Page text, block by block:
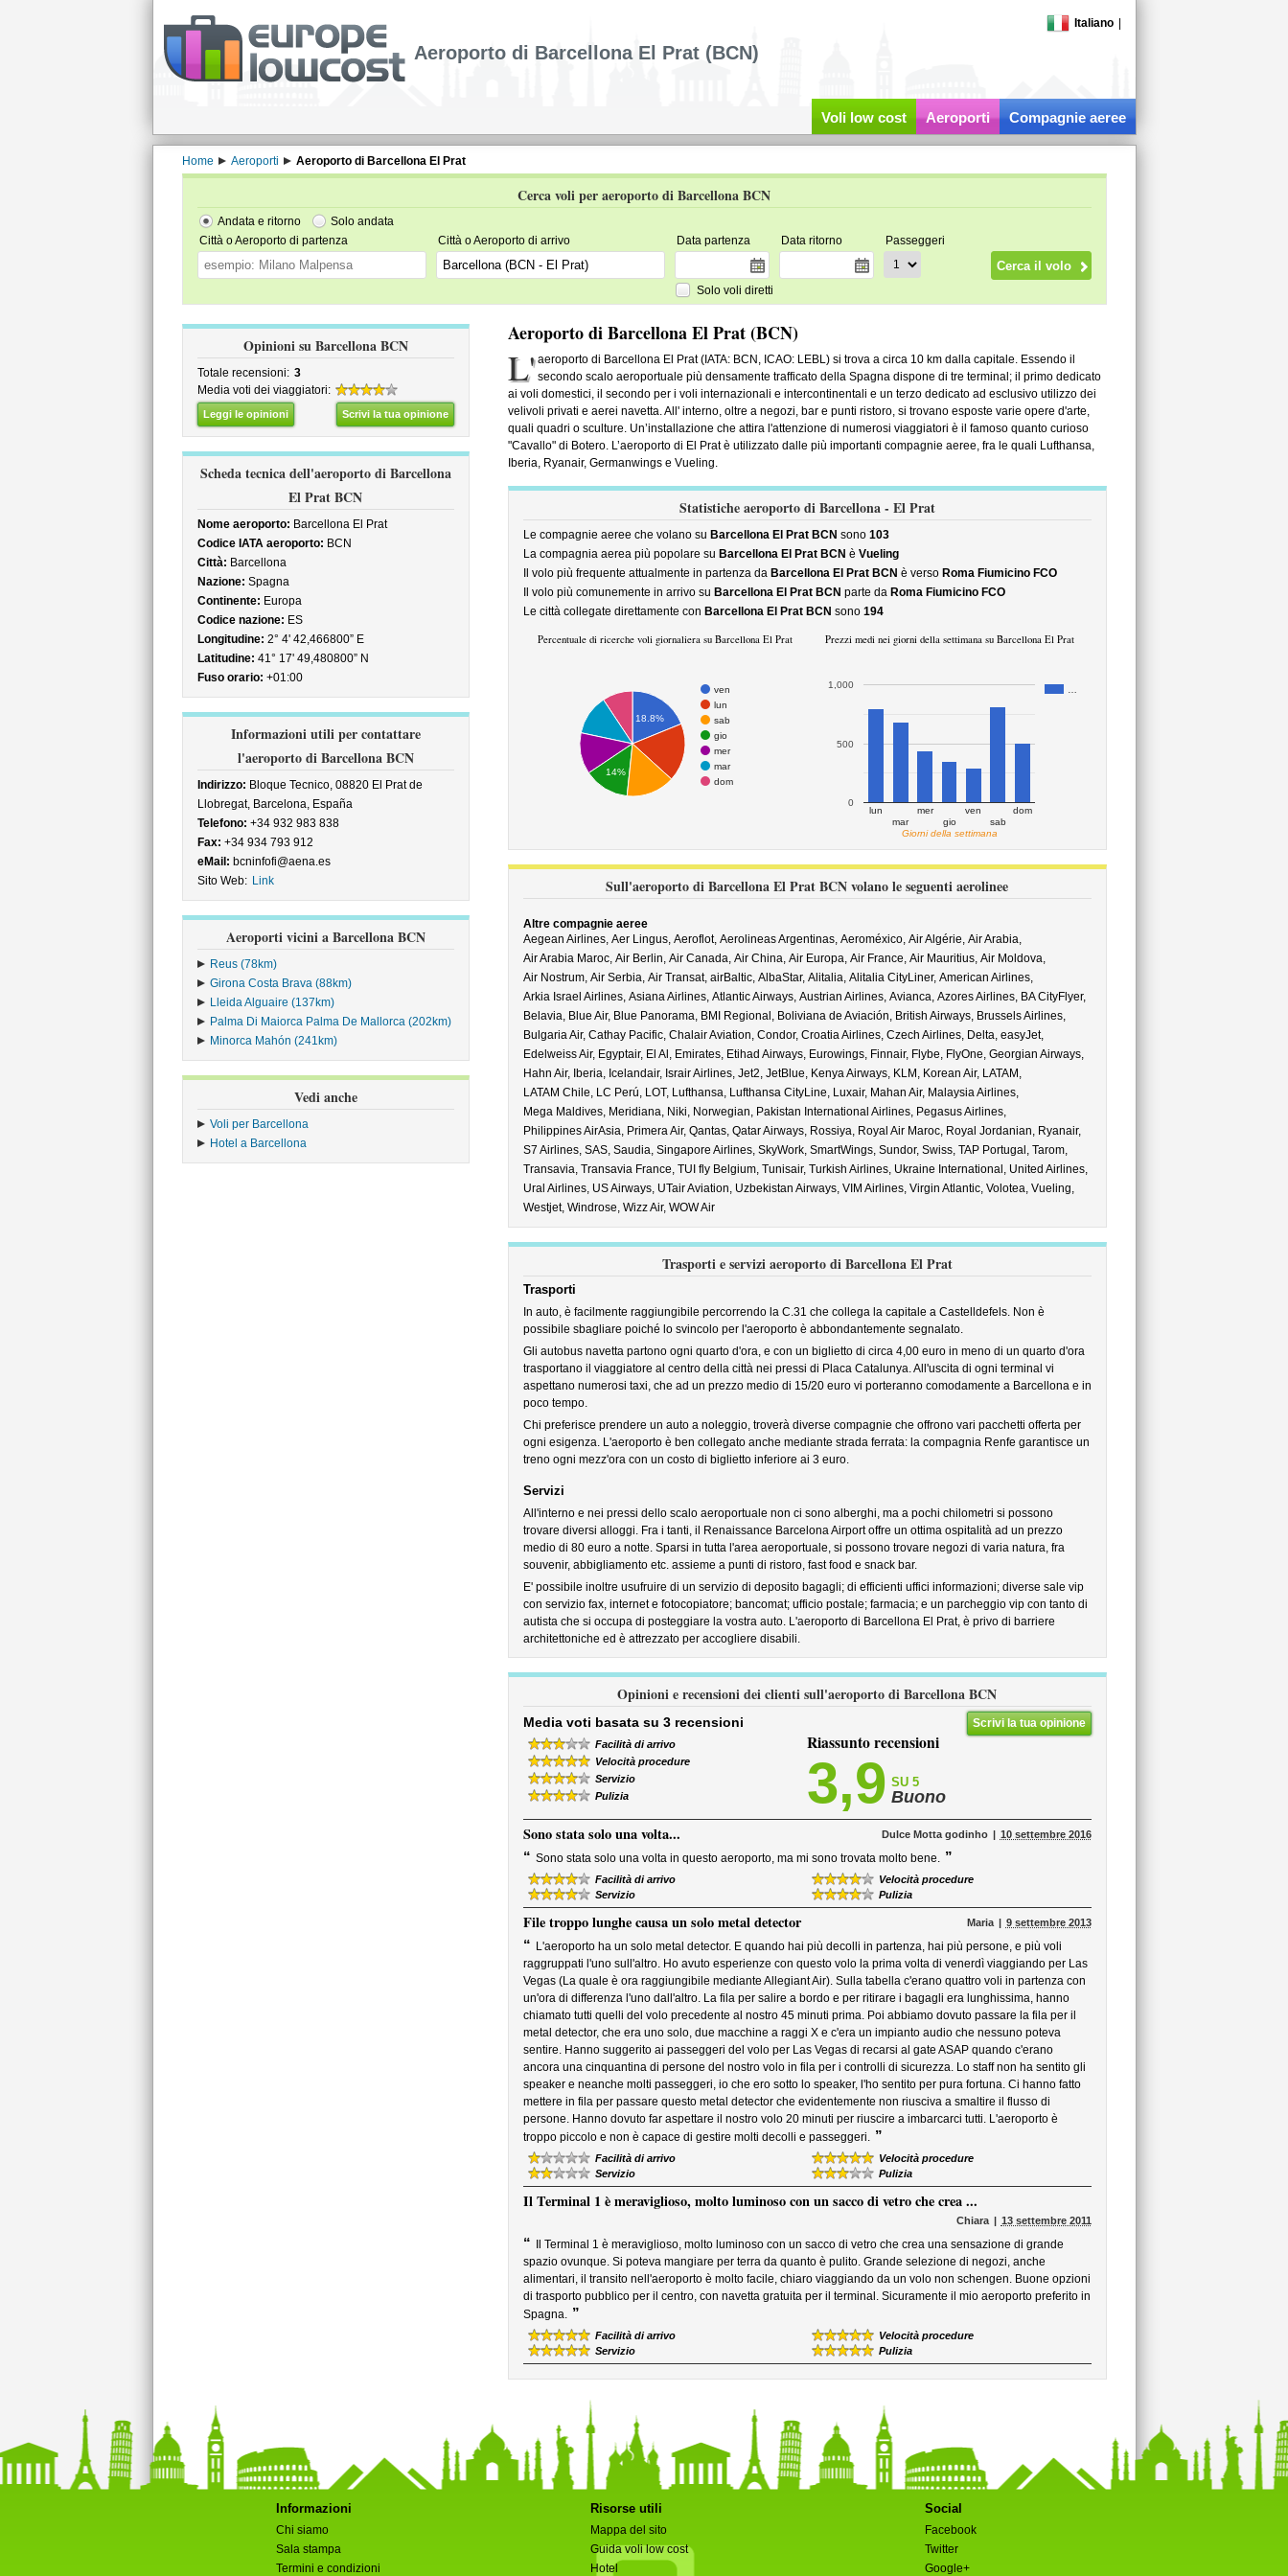
Italiano
Aeroporto di Barcellona El Prat (BCN)
Voli low cost Aeroporti Compagnie aeree
Home Aeroporti Aeroporto di Barcellona El Prat
Cerca voli per aeroporto di Barcellona BCN
Andata e ritorno
Solo andata
Città o Aeroporto di partenza
Città o Aeroporto di arrivo Data partenza Data ritorno Passeggeri
Solo voli diretti
Opinioni su Barcellona BCN
Totale recensioni: 3
Media voti dei viaggiatori:
Leggi le opinioni Scrivi la tua opinione
Scheda tecnica dell'aeroporto di Barcellona
El Prat BCN
Nome aeroporto: Barcellona El Prat
Codice IATA aeroporto: BCN
Città: Barcellona
Nazione: Spagna
Continente: Europa
Codice nazione: ES
Longitudine: 2° 4' 42,466800” E
Latitudine: 41° 17' 49,480800” N
Fuso orario: +01:00
Informazioni utili per contattare
l'aeroporto di Barcellona BCN
Indirizzo: Bloque Tecnico, 08820 El Prat de
Llobregat, Barcelona, España
Telefono: +34 932 983 838
Fax: +34 934 793 912
eMail: bcninfofi@aena.es
Sito Web: Link
Aeroporti vicini a Barcellona BCN
Reus (78km)
Girona Costa Brava (88km)
Lleida Alguaire (137km)
Palma Di Maiorca Palma De Mallorca (202km)
Minorca Mahón (241km)
Vedi anche
Voli per Barcellona
Hotel a Barcellona
Aeroporto di Barcellona El Prat (BCN)
L' aeroporto di Barcellona El Prat (IATA: BCN, ICAO: LEBL) si trova a circa 10 km dalla capitale. Essendo il
secondo scalo aeroportuale più densamente trafficato della Spagna dispone di tre terminal; il primo dedicato
ai voli domestici, il secondo per i voli internazionali e intercontinentali e un terzo dedicato ad esclusivo utilizzo dei
velivoli privati e aerei navetta. All' interno, oltre a negozi, bar e punti ristoro, si trovano esposte varie opere d'arte,
quali quadri o sculture. Un’installazione che attira l'attenzione di numerosi viaggiatori è il famoso quanto curioso
"Cavallo" di Botero. L’aeroporto di El Prat è utilizzato dalle più importanti compagnie aeree, fra le quali Lufthansa,
Iberia, Ryanair, Germanwings e Vueling.
Statistiche aeroporto di Barcellona - El Prat
Le compagnie aeree che volano su Barcellona El Prat BCN sono 103
La compagnia aerea più popolare su Barcellona El Prat BCN è Vueling
Il volo più frequente attualmente in partenza da Barcellona El Prat BCN è verso Roma Fiumicino FCO
Il volo più comunemente in arrivo su Barcellona El Prat BCN parte da Roma Fiumicino FCO
Le città collegate direttamente con Barcellona El Prat BCN sono 194
Percentuale di ricerche voli giornaliera su Barcellona El Prat
ven
lun
sab
gio
mer
mar
dom
18.8%
14%
Prezzi medi nei giorni della settimana su Barcellona El Prat
lun
mar
mer
gio
ven
sab
dom
0
500
1,000
Giorni della settimana
Sull'aeroporto di Barcellona El Prat BCN volano le seguenti aerolinee
Altre compagnie aeree
Aegean Airlines, Aer Lingus, Aeroflot, Aerolineas Argentinas, Aeroméxico, Air Algérie, Air Arabia,
Air Arabia Maroc, Air Berlin, Air Canada, Air China, Air Europa, Air France, Air Mauritius, Air Moldova,
Air Nostrum, Air Serbia, Air Transat, airBaltic, AlbaStar, Alitalia, Alitalia CityLiner, American Airlines,
Arkia Israel Airlines, Asiana Airlines, Atlantic Airways, Austrian Airlines, Avianca, Azores Airlines, BA CityFlyer,
Belavia, Blue Air, Blue Panorama, BMI Regional, Boliviana de Aviación, British Airways, Brussels Airlines,
Bulgaria Air, Cathay Pacific, Chalair Aviation, Condor, Croatia Airlines, Czech Airlines, Delta, easyJet,
Edelweiss Air, Egyptair, El Al, Emirates, Etihad Airways, Eurowings, Finnair, Flybe, FlyOne, Georgian Airways,
Hahn Air, Iberia, Icelandair, Israir Airlines, Jet2, JetBlue, Kenya Airways, KLM, Korean Air, LATAM,
LATAM Chile, LC Perú, LOT, Lufthansa, Lufthansa CityLine, Luxair, Mahan Air, Malaysia Airlines,
Mega Maldives, Meridiana, Niki, Norwegian, Pakistan International Airlines, Pegasus Airlines,
Philippines AirAsia, Primera Air, Qantas, Qatar Airways, Rossiya, Royal Air Maroc, Royal Jordanian, Ryanair,
S7 Airlines, SAS, Saudia, Singapore Airlines, SkyWork, SmartWings, Sundor, Swiss, TAP Portugal, Tarom,
Transavia, Transavia France, TUI fly Belgium, Tunisair, Turkish Airlines, Ukraine International, United Airlines,
Ural Airlines, US Airways, UTair Aviation, Uzbekistan Airways, VIM Airlines, Virgin Atlantic, Volotea, Vueling,
Westjet, Windrose, Wizz Air, WOW Air
Trasporti e servizi aeroporto di Barcellona El Prat
Trasporti
In auto, è facilmente raggiungibile percorrendo la C.31 che collega la capitale a Castelldefels. Non è
possibile sbagliare poiché lo svincolo per l'aeroporto è abbondantemente segnalato.
Gli autobus navetta partono ogni quarto d'ora, e con un biglietto di circa 4,00 euro in meno di un quarto d'ora
trasportano il viaggiatore al centro della città nei pressi di Placa Catalunya. All'uscita di ogni terminal vi
aspettano numerosi taxi, che ad un prezzo medio di 15/20 euro vi porteranno comodamente a Barcellona e in
poco tempo.
Chi preferisce prendere un auto a noleggio, troverà diverse compagnie che offrono vari pacchetti offerta per
ogni esigenza. L'aeroporto è ben collegato anche mediante strada ferrata: la compagnia Renfe garantisce un
treno ogni mezz'ora con un costo di biglietto inferiore ai 3 euro.
Servizi
All'interno e nei pressi dello scalo aeroportuale non ci sono alberghi, ma a pochi chilometri si possono
trovare diversi alloggi. Fra i tanti, il Renaissance Barcelona Airport offre un ottima ospitalità ad un prezzo
medio di 80 euro a notte. Sparsi in tutta l'area aeroportuale, si possono trovare negozi di varia natura, fra
souvenir, abbigliamento etc. assieme a punti di ristoro, fast food e snack bar.
E' possibile inoltre usufruire di un servizio di deposito bagagli; di efficienti uffici informazioni; diverse sale vip
con servizio fax, internet e fotocopiatore; bancomat; ufficio postale; farmacia; e un parcheggio vip con tanto di
autista che si occupa di posteggiare la vostra auto. L'aeroporto di Barcellona El Prat, è privo di barriere
architettoniche ed è attrezzato per accogliere disabili.
Opinioni e recensioni dei clienti sull'aeroporto di Barcellona BCN
Scrivi la tua opinione
Media voti basata su 3 recensioni
Facilità di arrivo
Velocità procedure
Servizio
Pulizia
Riassunto recensioni
3,9 SU 5
Buono
Sono stata solo una volta... Dulce Motta godinho 10 settembre 2016
“ Sono stata solo una volta in questo aeroporto, ma mi sono trovata molto bene. ”
Facilità di arrivo
Velocità procedure
Servizio
Pulizia
File troppo lunghe causa un solo metal detector Maria 9 settembre 2013
“ L'aeroporto ha un solo metal detector. E quando hai più decolli in partenza, hai più persone, e più voli
raggruppati l'uno sull'altro. Ho avuto esperienze con questo volo la prima volta di venerdì viaggiando per Las
Vegas (La quale è ora raggiungibile mediante Allegiant Air). Sulla tabella c'erano quattro voli in partenza con
un'ora di differenza l'uno dall'altro. La fila per salire a bordo e per ritirare i bagagli era lunghissima, hanno
chiamato tutti quelli del volo precedente al nostro 45 minuti prima. Poi abbiamo dovuto passare la fila per il
metal detector, che era uno solo, due macchine a raggi X e c'era un impianto audio che nessuno poteva
sentire. Hanno suggerito ai passeggeri del volo per Las Vegas di recarsi al gate ASAP quando c'erano
ancora una cinquantina di persone del nostro volo in fila per i controlli di sicurezza. Lo staff non ha sentito gli
speaker e neanche molti passeggeri, io che ero sotto lo speaker, l'ho sentito per pura fortuna. Ci hanno fatto
mettere in fila per passare questo metal detector che evidentemente non riusciva a smaltire il flusso di
persone. Hanno dovuto far aspettare il nostro volo 20 minuti per riuscire a imbarcarci tutti. L'aeroporto è
troppo piccolo e non è capace di gestire molti decolli e passeggeri. ”
Facilità di arrivo
Velocità procedure
Servizio
Pulizia
Il Terminal 1 è meraviglioso, molto luminoso con un sacco di vetro che crea ...
Chiara 13 settembre 2011
“
Il Terminal 1 è meraviglioso, molto luminoso con un sacco di vetro che crea una sensazione di grande
spazio ovunque. Si poteva mangiare per terra da quanto è pulito. Grande selezione di negozi, anche
alimentari, il transito nell'aeroporto è molto facile, chiaro viaggiando da un volo non schengen. Buone opzioni
di trasporto pubblico per il centro, con navetta gratuita per il terminal. Sicuramente il mio aeroporto preferito in
Spagna. ”
Facilità di arrivo
Velocità procedure
Servizio
Pulizia
Informazioni
Chi siamo
Sala stampa
Termini e condizioni
Risorse utili
Mappa del sito
Guida voli low cost
Hotel
Social
Facebook
Twitter
Google+